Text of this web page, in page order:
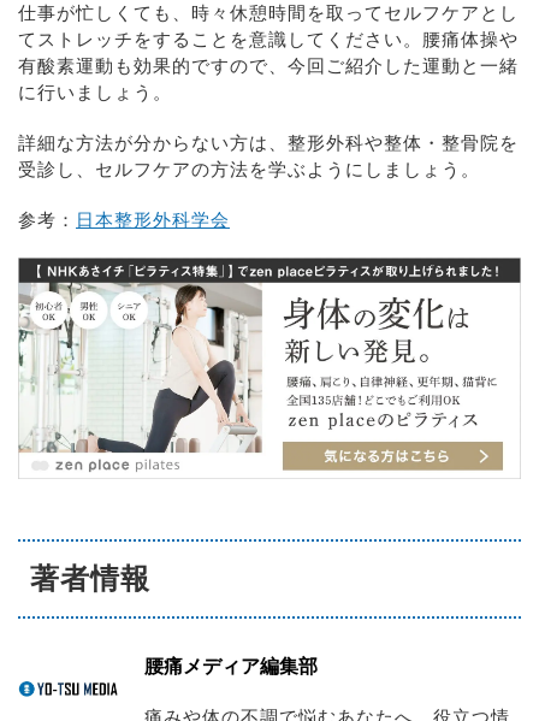
仕事が忙しくても、時々休憩時間を取ってセルフケアとし
てストレッチをすることを意識してください。腰痛体操や
有酸素運動も効果的ですので、今回ご紹介した運動と一緒
に行いましょう。
詳細な方法が分からない方は、整形外科や整体・整骨院を
受診し、セルフケアの方法を学ぶようにしましょう。
参考： 日本整形外科学会
著者情報
腰痛メディア編集部